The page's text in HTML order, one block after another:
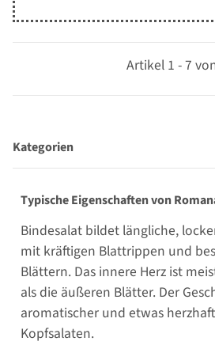
Artikel 1 - 7
Kategorien
Typische Eigenschaften von
Bindesalat bildet längliche,
mit kräftigen Blattrippen und
Blättern. Das innere Herz ist
als die äußeren Blätter. Der
aromatischer und etwas
Kopfsalaten.